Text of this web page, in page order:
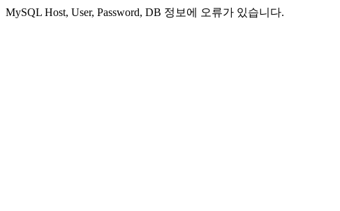
MySQL Host, User, Password, DB 정보에 오류가 있습니다.